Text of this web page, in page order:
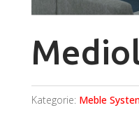
Kategorie: Meble